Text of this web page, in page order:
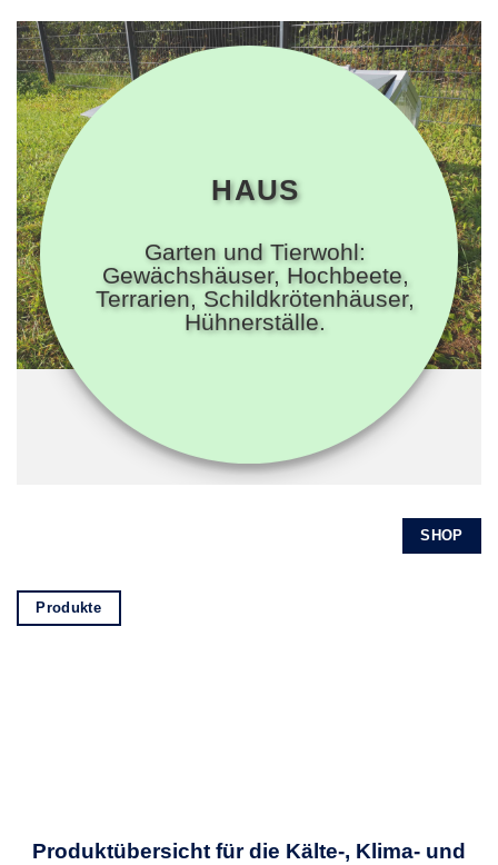
HAUS
Garten und Tierwohl:
Gewächshäuser, Hochbeete,
Terrarien, Schildkrötenhäuser,
Hühnerställe.
SHOP
Produkte
Produktübersicht für die Kälte-, Klima- und